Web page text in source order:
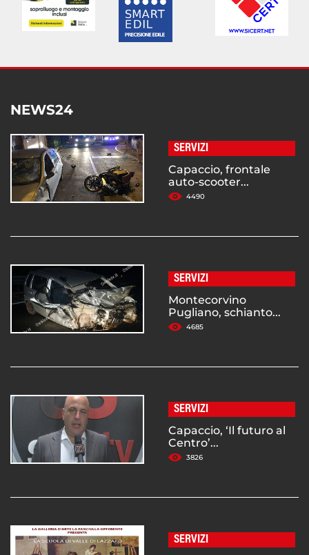
NEWS24
SERVIZI
Capaccio, frontale
auto-scooter...
4490
SERVIZI
Montecorvino
Pugliano, schianto...
4685
SERVIZI
Capaccio, ‘Il futuro al
Centro’...
3826
SERVIZI